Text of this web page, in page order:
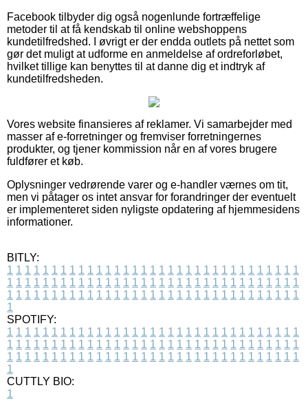
Facebook tilbyder dig også nogenlunde fortræffelige
metoder til at få kendskab til online webshoppens
kundetilfredshed. I øvrigt er der endda outlets på nettet som
gør det muligt at udforme en anmeldelse af ordreforløbet,
hvilket tillige kan benyttes til at danne dig et indtryk af
kundetilfredsheden.
Vores website finansieres af reklamer. Vi samarbejder med
masser af e-forretninger og fremviser forretningernes
produkter, og tjener kommission når en af vores brugere
fuldfører et køb.
Oplysninger vedrørende varer og e-handler værnes om tit,
men vi påtager os intet ansvar for forandringer der eventuelt
er implementeret siden nyligste opdatering af hjemmesidens
informationer.
BITLY:
1 1 1 1 1 1 1 1 1 1 1 1 1 1 1 1 1 1 1 1 1 1 1 1 1 1 1 1 1 1 1 1 1
1 1 1 1 1 1 1 1 1 1 1 1 1 1 1 1 1 1 1 1 1 1 1 1 1 1 1 1 1 1 1 1 1
1 1 1 1 1 1 1 1 1 1 1 1 1 1 1 1 1 1 1 1 1 1 1 1 1 1 1 1 1 1 1 1 1
1
SPOTIFY:
1 1 1 1 1 1 1 1 1 1 1 1 1 1 1 1 1 1 1 1 1 1 1 1 1 1 1 1 1 1 1 1 1
1 1 1 1 1 1 1 1 1 1 1 1 1 1 1 1 1 1 1 1 1 1 1 1 1 1 1 1 1 1 1 1 1
1 1 1 1 1 1 1 1 1 1 1 1 1 1 1 1 1 1 1 1 1 1 1 1 1 1 1 1 1 1 1 1 1
1
CUTTLY BIO:
1